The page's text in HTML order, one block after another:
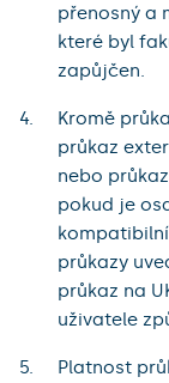
přenosný a
které byl
zapůjčen.
Kromě
průkaz
nebo
pokud je
průkazy
průkaz na
uživatele
Platnost